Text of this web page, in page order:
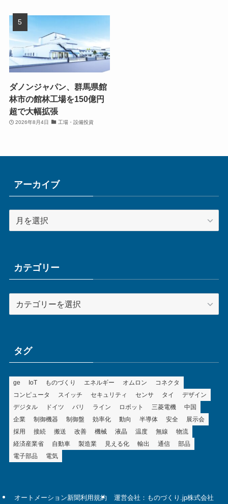
ダノンジャパン、群馬県館
林市の館林工場を150億円
超で大幅拡張
2026年8月4日 工場・設備投資
アーカイブ
ー
ブカテゴリー
ータグ
ge IoT ものづくり エネルギー オムロン
コネクタ
コンピュータ
スイッチ セキュリティ センサ タイ
デザイン
デジタル
ドイツ バリ ライン ロボット 三菱電機
中国
企業
制御機器 制御盤 効率化 動向 半導体 安全
展示会
採用
接続 搬送 改善 機械 液晶 温度 無線
物流
経済産業省
自動車 製造業 見える化 輸出 通信
部品
電子部品
電気
オートメーション新聞利用規約 運営会社：ものづくり.jp株式会社